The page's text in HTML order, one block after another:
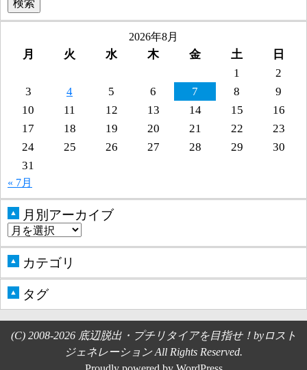
2026年8月
月 火 水 木 金 土
日
1
2
3
4 5 6 7 8
9
10
11 12 13 14 15
16
17
18 19 20 21 22
23
24
25 26 27 28 29
30
31
« 7月
▲ 月別アーカイブ
▲ カテゴリ
▲ タグ
(C) 2008-2026 底辺脱出・プチリタイアを目指せ！byロスト
ジェネレーション All Rights Reserved.